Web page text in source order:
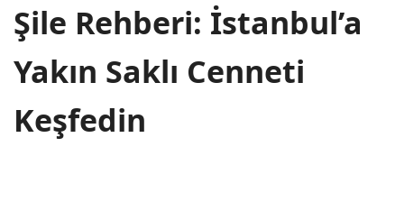
Şile Rehberi: İstanbul’a
Yakın Saklı Cenneti
Keşfedin